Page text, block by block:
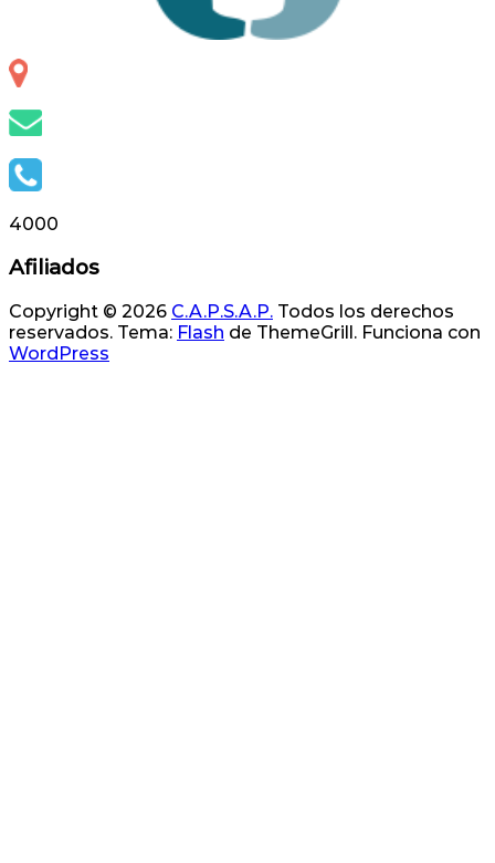
4000
Afiliados
Copyright © 2026 C.A.P.S.A.P. Todos los derechos
reservados. Tema: Flash de ThemeGrill. Funciona con
WordPress